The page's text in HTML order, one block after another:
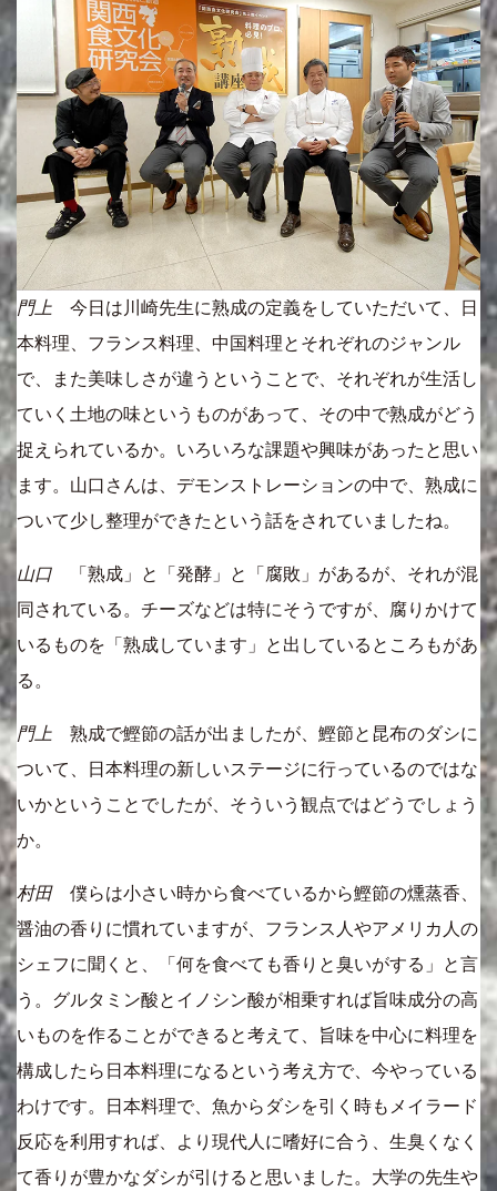
門上 今日は川崎先生に熟成の定義をしていただいて、日
本料理、フランス料理、中国料理とそれぞれのジャンル
で、また美味しさが違うということで、それぞれが生活し
ていく土地の味というものがあって、その中で熟成がどう
捉えられているか。いろいろな課題や興味があったと思い
ます。山口さんは、デモンストレーションの中で、熟成に
ついて少し整理ができたという話をされていましたね。
山口 「熟成」と「発酵」と「腐敗」があるが、それが混
同されている。チーズなどは特にそうですが、腐りかけて
いるものを「熟成しています」と出しているところもがあ
る。
門上 熟成で鰹節の話が出ましたが、鰹節と昆布のダシに
ついて、日本料理の新しいステージに行っているのではな
いかということでしたが、そういう観点ではどうでしょう
か。
村田僕らは小さい時から食べているから鰹節の燻蒸香、
醤油の香りに慣れていますが、フランス人やアメリカ人の
シェフに聞くと、「何を食べても香りと臭いがする」と言
う。グルタミン酸とイノシン酸が相乗すれば旨味成分の高
いものを作ることができると考えて、旨味を中心に料理を
構成したら日本料理になるという考え方で、今やっている
わけです。日本料理で、魚からダシを引く時もメイラード
反応を利用すれば、より現代人に嗜好に合う、生臭くなく
て香りが豊かなダシが引けると思いました。大学の先生や